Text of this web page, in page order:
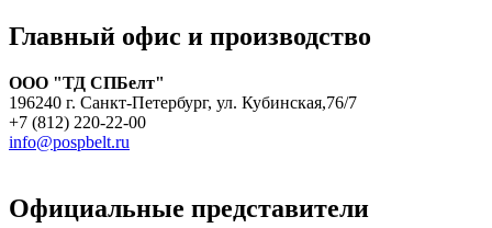
Главный офис и производство
ООО "ТД СПБелт"
196240 г. Санкт-Петербург, ул. Кубинская,76/7
+7 (812) 220-22-00
info@pospbelt.ru
Официальные представители